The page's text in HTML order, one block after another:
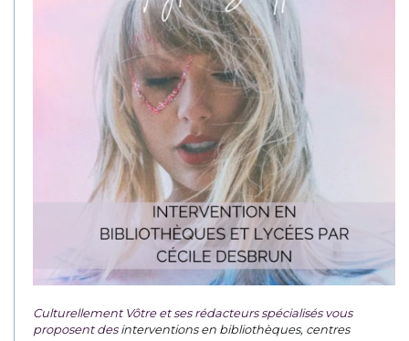
Culturellement Vôtre et ses rédacteurs spécialisés vous
proposent desinterventions en bibliothèques, centres